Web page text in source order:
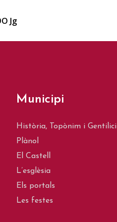
Jg
Municipi
Història, Topònim i Gentilici
Plànol
El Castell
L’esglèsia
Els portals
Les festes